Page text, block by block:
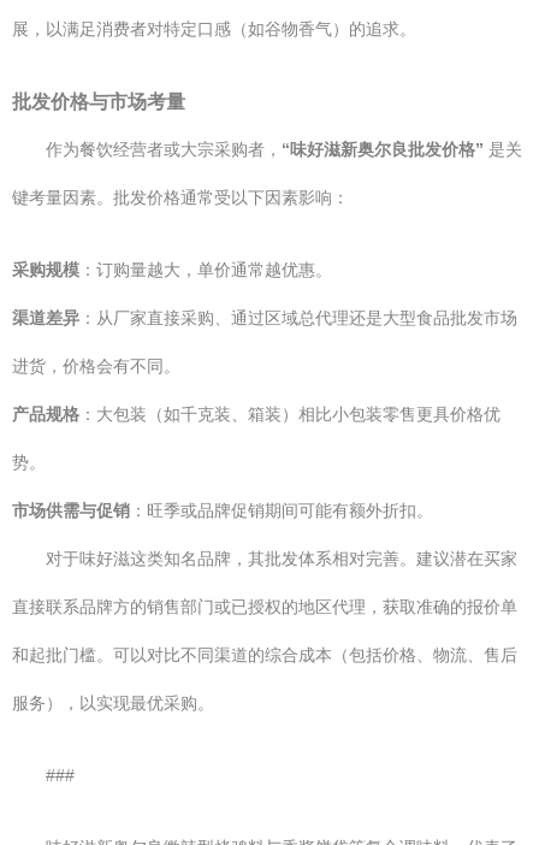
展，以满足消费者对特定口感（如谷物香气）的追求。
批发价格与市场考量
作为餐饮经营者或大宗采购者， “味好滋新奥尔良批发价格” 是关
键考量因素。批发价格通常受以下因素影响：
采购规模 ：订购量越大，单价通常越优惠。
渠道差异 ：从厂家直接采购、通过区域总代理还是大型食品批发市场
进货，价格会有不同。
产品规格 ：大包装（如千克装、箱装）相比小包装零售更具价格优
势。
市场供需与促销 ：旺季或品牌促销期间可能有额外折扣。
对于味好滋这类知名品牌，其批发体系相对完善。建议潜在买家
直接联系品牌方的销售部门或已授权的地区代理，获取准确的报价单
和起批门槛。可以对比不同渠道的综合成本（包括价格、物流、售后
服务），以实现最优采购。
###